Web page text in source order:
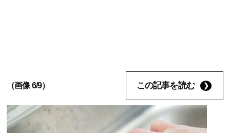
（画像 6/9） この記事を読む